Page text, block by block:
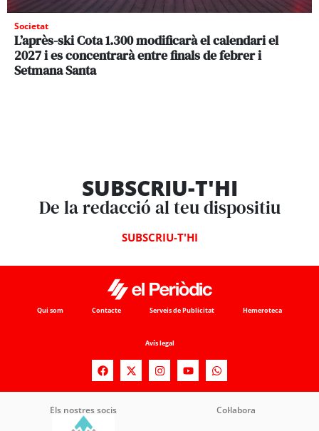
Societat
L’après-ski Cota 1.300 modificarà el calendari el
2027 i es concentrarà entre finals de febrer i
Setmana Santa
SUBSCRIU-T'HI
De la redacció al teu dispositiu
SUBSCRIU-T'HI
Qui som Contacte Serveis de Publicitat Hemeroteca
Avís legal
Els nostres socis Col·labora